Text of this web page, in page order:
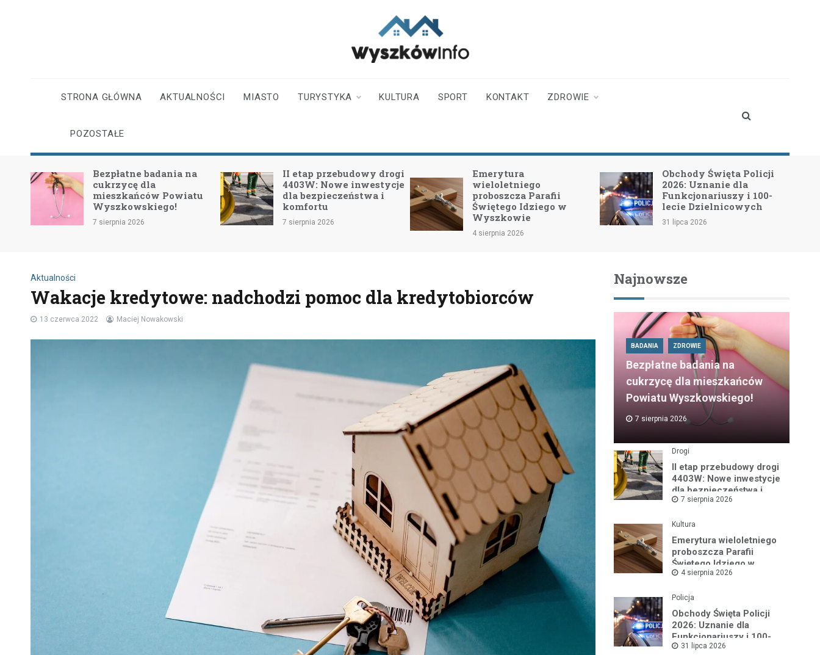
STRONA GŁÓWNA AKTUALNOŚCI MIASTO TURYSTYKA KULTURA SPORT KONTAKT ZDROWIE
POZOSTAŁE
Bezpłatne badania na
cukrzycę dla
mieszkańców Powiatu
Wyszkowskiego!
7 sierpnia 2026
II etap przebudowy drogi
4403W: Nowe inwestycje
dla bezpieczeństwa i
komfortu
7 sierpnia 2026
Emerytura
wieloletniego
proboszcza Parafii
Świętego Idziego w
Wyszkowie
4 sierpnia 2026
Obchody Święta Policji
2026: Uznanie dla
Funkcjonariuszy i 100-
lecie Dzielnicowych
31 lipca 2026
Aktualności
Wakacje kredytowe: nadchodzi pomoc dla kredytobiorców
13 czerwca 2022 Maciej Nowakowski
Najnowsze
BADANIA ZDROWIE
Bezpłatne badania na
cukrzycę dla mieszkańców
Powiatu Wyszkowskiego!
7 sierpnia 2026
Drogi
II etap przebudowy drogi
4403W: Nowe inwestycje
dla bezpieczeństwa i
komfortu
7 sierpnia 2026
Kultura
Emerytura wieloletniego
proboszcza Parafii
Świętego Idziego w
Wyszkowie
4 sierpnia 2026
Policja
Obchody Święta Policji
2026: Uznanie dla
Funkcjonariuszy i 100-
lecie Dzielnicowych
31 lipca 2026